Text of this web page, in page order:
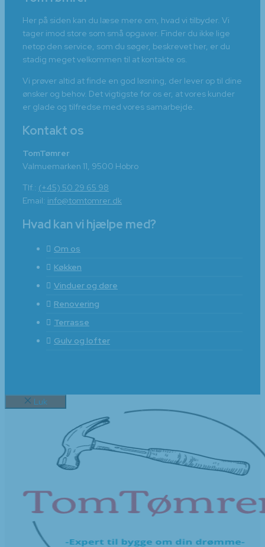
Her på siden kan du læse mere om, hvad vi tilbyder. Vi
tager imod store som små opgaver. Finder du ikke lige
netop den service, som du søger, beskrevet her, er du
stadig meget velkommen til at kontakte os.
Vi prøver altid at finde en god løsning, der lever op til dine
ønsker og behov. Det vigtigste for os er, at vores kunder
er glade og tilfredse med vores samarbejde.
Kontakt os
TomTømrer
Valmuemarken 11, 9500 Hobro
Tlf.: (+45) 50 29 65 98
Email: info@tomtomrer.dk
Hvad kan vi hjælpe med?
Om os
Køkken
Vinduer og døre
Renovering
Terrasse
Gulv og lofter
Luk